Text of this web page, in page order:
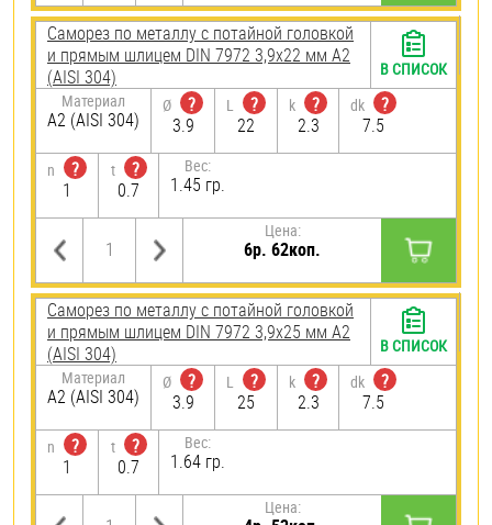
Саморез по металлу с потайной головкой
и прямым шлицем DIN 7972 3,9х22 мм А2
(AISI 304)
Материал
А2 (AISI 304)
Ø
?
3.9
L
?
22
k
?
2.3
dk
?
7.5
n
?
1
t
?
0.7
Вес:
1.45 гр.
Цена:
6р. 62коп.
В СПИСОК
Саморез по металлу с потайной головкой
и прямым шлицем DIN 7972 3,9х25 мм А2
(AISI 304)
Материал
А2 (AISI 304)
Ø
?
3.9
L
?
25
k
?
2.3
dk
?
7.5
n
?
1
t
?
0.7
Вес:
1.64 гр.
Цена:
В СПИСОК